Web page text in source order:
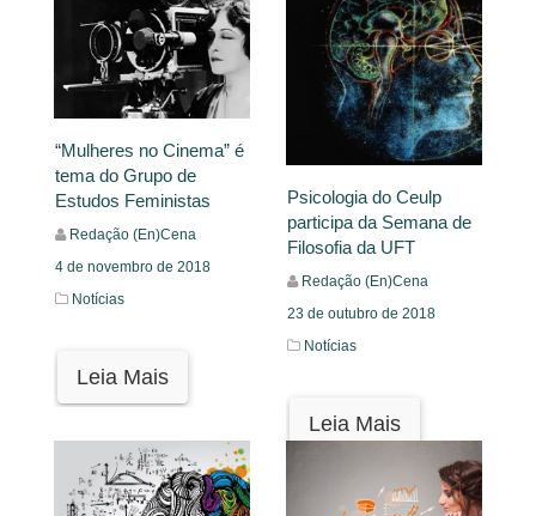
“Mulheres no Cinema” é
tema do Grupo de
Estudos Feministas
Redação (En)Cena
4 de novembro de 2018
Notícias
Leia Mais
Psicologia do Ceulp
participa da Semana de
Filosofia da UFT
Redação (En)Cena
23 de outubro de 2018
Notícias
Leia Mais